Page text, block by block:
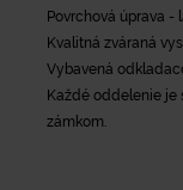
Povrchová úprava -
Kvalitná zváraná
Vybavená
Každé oddelenie
zámkom.